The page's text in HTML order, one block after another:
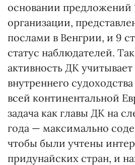
основании предложений
организации,
послами в Венгрии, и 9
статус наблюдателей.
активность ДК
внутреннего
всей континентальной
задача как главы ДК на
года — максимально
чтобы были учтены
придунайских стран, и